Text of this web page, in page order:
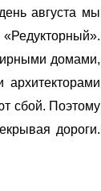
августа мы
домами,
сбой. Поэтому
дороги.